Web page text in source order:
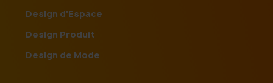
Design d'Espace
Design Produit
Design de Mode